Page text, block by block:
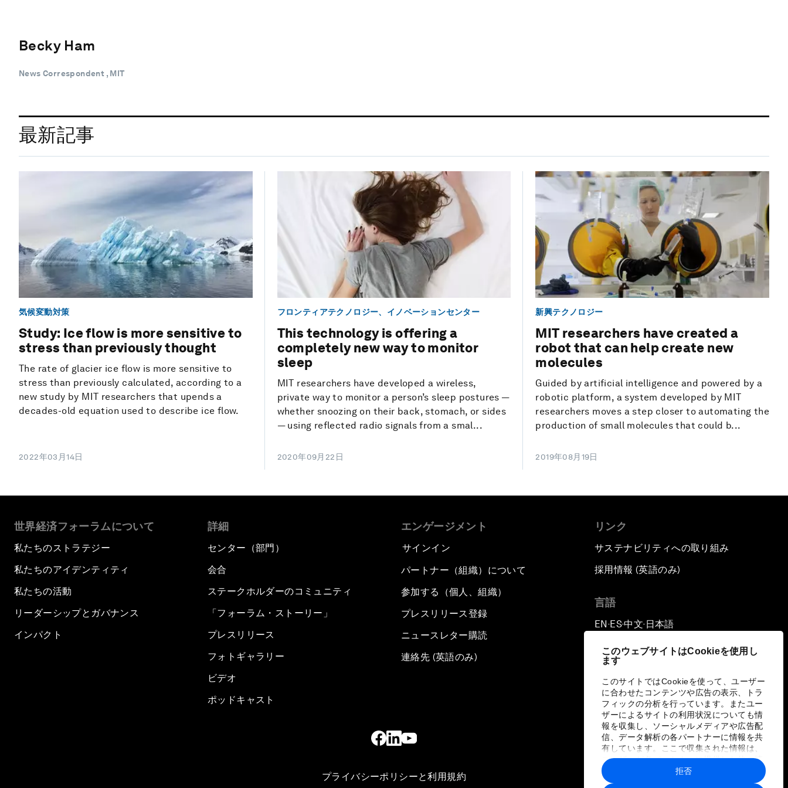
このウェブサイトはCookieを使用し
ます
このサイトではCookieを使って、ユーザー
に合わせたコンテンツや広告の表示、トラ
フィックの分析を行っています。またユー
ザーによるサイトの利用状況についても情
報を収集し、ソーシャルメディアや広告配
信、データ解析の各パートナーに情報を共
有しています。ここで収集された情報は、
ユーザーが各パートナーに提供した他の情
報や各パートナーのサービスを使用した際
に収集された情報と組み合わされ、各パー
拒否
Becky Ham
News Correspondent , MIT
最新記事
気候変動対策
Study: Ice flow is more sensitive to
stress than previously thought
The rate of glacier ice flow is more sensitive to
stress than previously calculated, according to a
new study by MIT researchers that upends a
decades-old equation used to describe ice flow.
2022年03月14日
フロンティアテクノロジー、イノベーションセンター
This technology is offering a
completely new way to monitor
sleep
MIT researchers have developed a wireless,
private way to monitor a person’s sleep postures —
whether snoozing on their back, stomach, or sides
— using reflected radio signals from a smal...
2020年09月22日
新興テクノロジー
MIT researchers have created a
robot that can help create new
molecules
Guided by artificial intelligence and powered by a
robotic platform, a system developed by MIT
researchers moves a step closer to automating the
production of small molecules that could b...
2019年08月19日
世界経済フォーラムについて
私たちのストラテジー
私たちのアイデンティティ
私たちの活動
リーダーシップとガバナンス
インパクト
詳細
センター（部門）
会合
ステークホルダーのコミュニティ
「フォーラム・ストーリー」
プレスリリース
フォトギャラリー
ビデオ
ポッドキャスト
エンゲージメント
サインイン
パートナー（組織）について
参加する（個人、組織）
プレスリリース登録
ニュースレター購読
連絡先 (英語のみ)
リンク
サステナビリティへの取り組み
採用情報 (英語のみ)
言語
EN ▪ ES▪中文▪ 日本語
プライバシーポリシーと利用規約